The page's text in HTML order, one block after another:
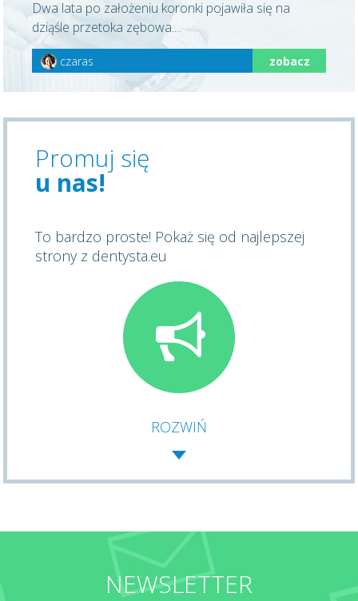
Dwa lata po założeniu koronki pojawiła się na
dziąśle przetoka zębowa....
czaras zobacz
Promuj się
u nas!
To bardzo proste! Pokaż się od najlepszej
strony z dentysta.eu
ROZWIŃ
NEWSLETTER